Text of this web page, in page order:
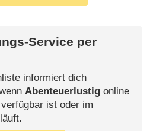
Service per
informiert dich
Abenteuerlustigonline
ist oder im